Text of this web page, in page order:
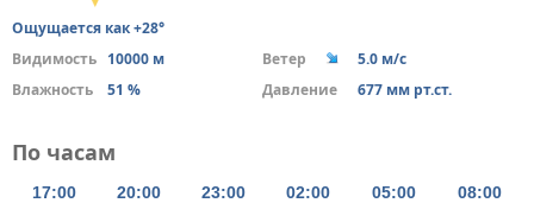
Ощущается как +28°
Видимость 10000 м Ветер
5.0 м/с
Влажность
51 % Давление 677 мм рт.ст.
По часам
17:00 20:00 23:00 02:00 05:00 08:00